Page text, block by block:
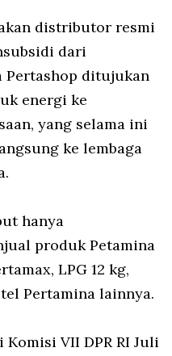
distributor resmi
dari
Pertashop ditujukan
energi ke
yang selama ini
ke lembaga
hanya
produk Petamina
LPG 12 kg,
Pertamina lainnya.
VII DPR RI Juli